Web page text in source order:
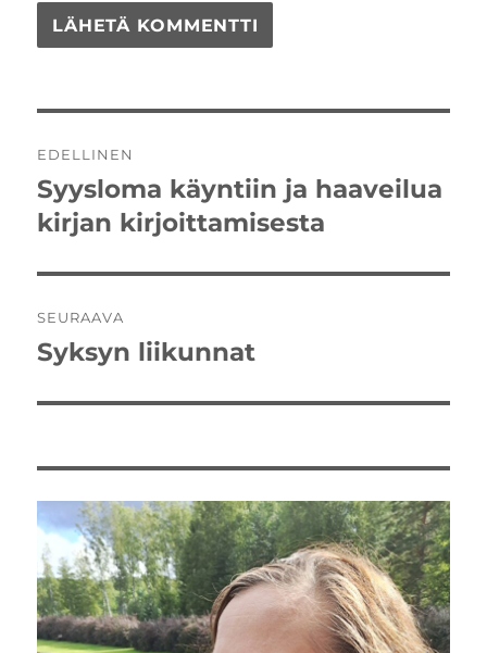
selaus
EDELLINEN
Edellinen
artikkeli:
Syysloma käyntiin ja haaveilua
kirjan kirjoittamisesta
SEURAAVA
Seuraava
Syksyn liikunnat